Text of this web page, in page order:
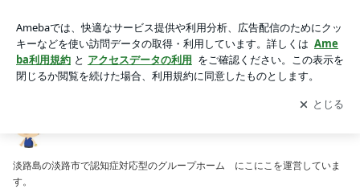
アプリをダウンロードして ブログの更新通知
を受け取りまし
ょう。
開く
淡路島の淡路市で認知症対応型のグループホーム にこにこを運営していま
す。